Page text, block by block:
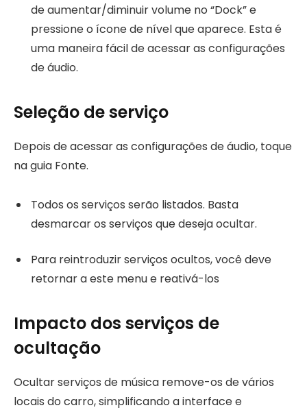
de aumentar/diminuir volume no “Dock” e
pressione o ícone de nível que aparece. Esta é
uma maneira fácil de acessar as configurações
de áudio.
Seleção de serviço
Depois de acessar as configurações de áudio, toque
na guia Fonte.
Todos os serviços serão listados. Basta
desmarcar os serviços que deseja ocultar.
Para reintroduzir serviços ocultos, você deve
retornar a este menu e reativá-los
Impacto dos serviços de
ocultação
Ocultar serviços de música remove-os de vários
locais do carro, simplificando a interface e